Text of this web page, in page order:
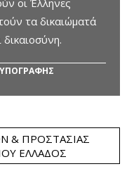
οι Έλληνες
τα δικαιώματά
& ΠΡΟΣΤΑΣΊΑΣ
ΕΛΛΆΔΟΣ